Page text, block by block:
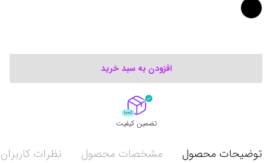
افزودن به سبد خرید
تضمین کیفیت
توضیحات محصول مشخصات محصول نظرات کاربران